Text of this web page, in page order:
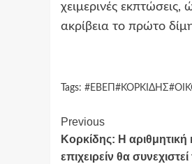
χειμερινές
ακρίβεια το πρώτο
Tags:
Continue
Reading
Previous
Κορκίδης: Η αριθμητική
επιχειρείν θα